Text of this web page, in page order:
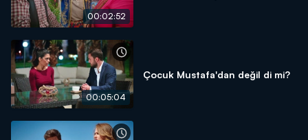
00:02:52
00:05:04
Çocuk Mustafa'dan değil di mi?